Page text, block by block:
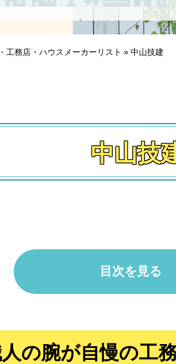
工務店・ハウスメーカーリスト » 中山技建
中山技
目次を見る
の腕が自慢の工